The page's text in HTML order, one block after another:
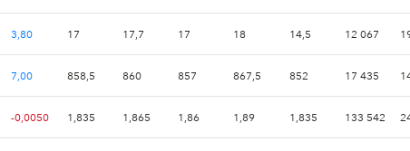
3,80 17 17,7 17 18 14,5 12 067
7,00 858,5 860 857 867,5 852 17 435
-0,0050 1,835 1,865 1,86 1,89 1,835 133 542